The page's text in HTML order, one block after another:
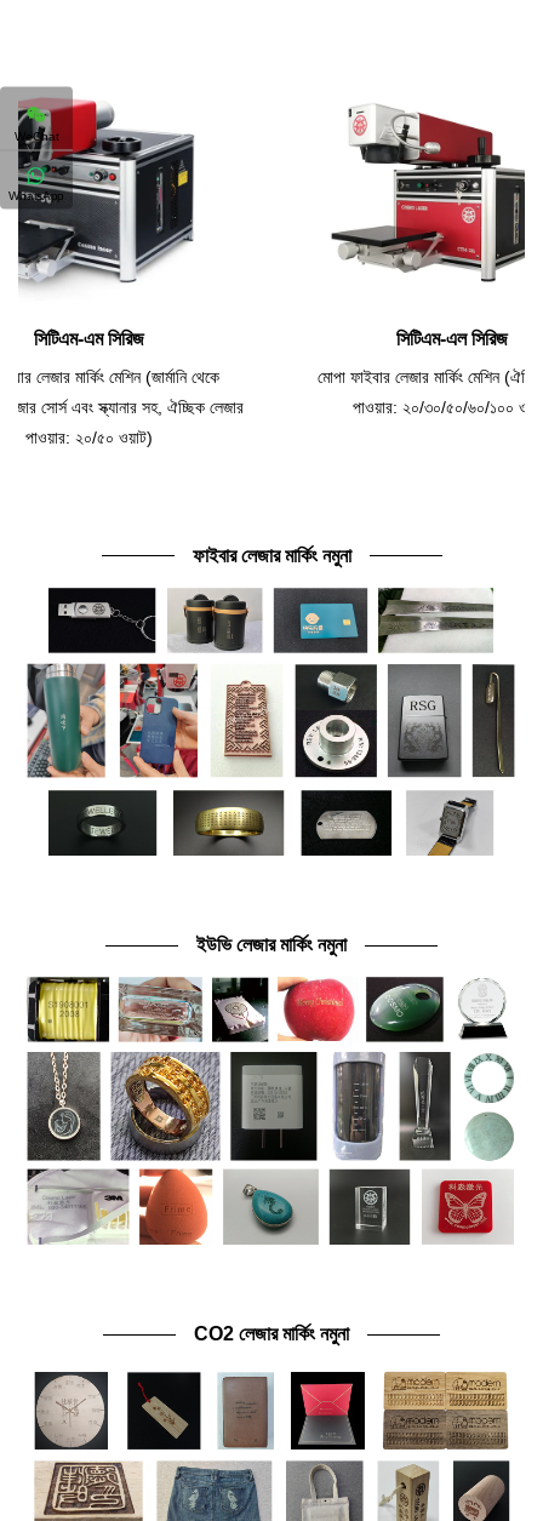
সিটিএম-এম সিরিজ
লেজার মার্কিং মেশিন (জার্মানি থেকে
সোর্স এবং স্ক্যানার সহ, ঐচ্ছিক লেজার
পাওয়ার: ২০/৫০ ওয়াট)
সিটিএম-এল সিরিজ
মোপা ফাইবার লেজার মার্কিং মেশিন (ঐচ্ছিক
পাওয়ার: ২০/৩০/৫০/৬০/১০০ ওয়াট)
ফাইবার লেজার মার্কিং নমুনা
ইউভি লেজার মার্কিং নমুনা
CO2 লেজার মার্কিং নমুনা
WeChat
WhatsApp